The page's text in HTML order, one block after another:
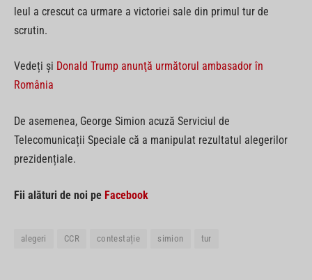
leul a crescut ca urmare a victoriei sale din primul tur de
scrutin.
Vedeți și Donald Trump anunţă următorul ambasador în
România
De asemenea, George Simion acuză Serviciul de
Telecomunicații Speciale că a manipulat rezultatul alegerilor
prezidențiale.
Fii alături de noi pe Facebook
alegeri CCR contestație simion tur